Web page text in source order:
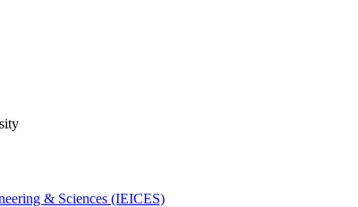
& Sciences (IEICES)